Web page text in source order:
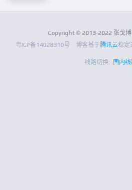
Copyright © 2013-2022 张戈
粤ICP备14028310号
博客基于腾讯云稳定
线路切换: 国内